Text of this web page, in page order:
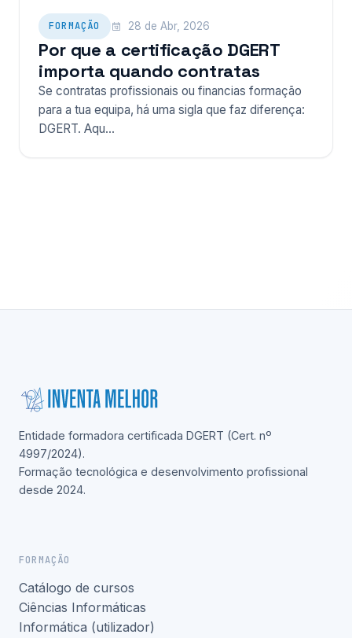
FORMAÇÃO 28 de Abr, 2026
Por que a certificação DGERT
importa quando contratas
Se contratas profissionais ou financias formação
para a tua equipa, há uma sigla que faz diferença:
DGERT. Aqu…
Entidade formadora certificada DGERT (Cert. nº
4997/2024).
Formação tecnológica e desenvolvimento profissional
desde 2024.
FORMAÇÃO
Catálogo de cursos
Ciências Informáticas
Informática (utilizador)